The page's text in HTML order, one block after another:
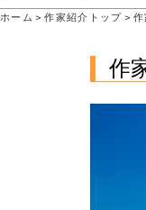
ホーム ＞作家紹介トップ ＞
作